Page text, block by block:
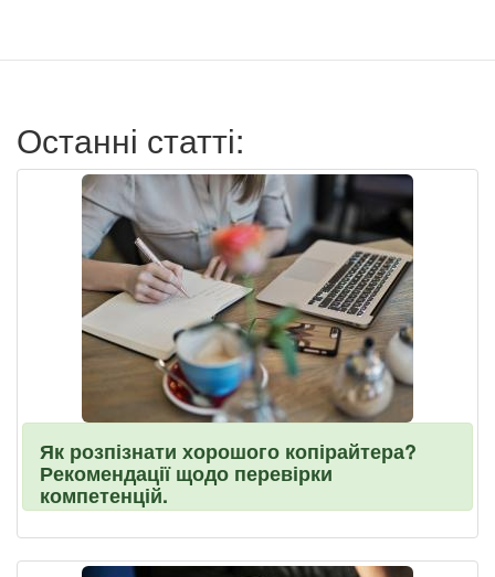
записи
Останні статті:
Як розпізнати хорошого копірайтера?
Рекомендації щодо перевірки
компетенцій.